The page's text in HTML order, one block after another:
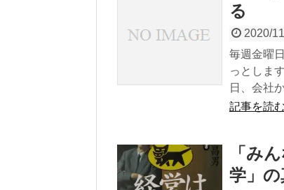
る
2020/
毎週金曜
っとしま
日、会社
記事を読む
「み
学」の